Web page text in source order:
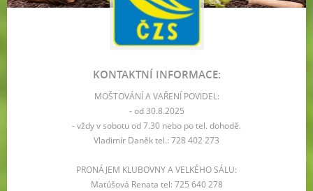
KONTAKTNÍ INFORMACE:
MOŠTOVÁNÍ A VAŘENÍ POVIDEL:
- od 30.8.2025
- vždy v sobotu od 7.30 nebo po tel. dohodě.
Vladimír Daněk tel.: 728 402 273
PRONÁJEM KLUBOVNY A VELKÉHO SÁLU:
Matúšová Renata tel: 725 640 278